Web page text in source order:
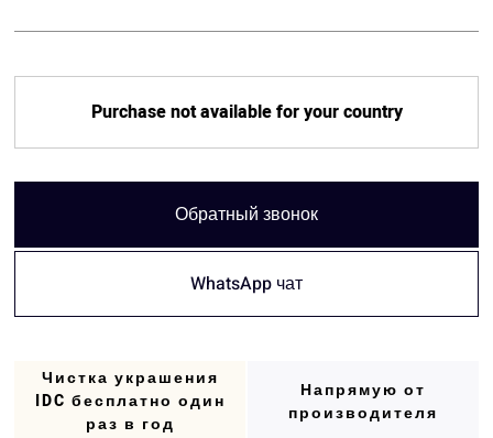
Purchase not available for your country
Обратный звонок
WhatsApp чат
Чистка украшения
IDC бесплатно один
раз в год
Напрямую от
производителя